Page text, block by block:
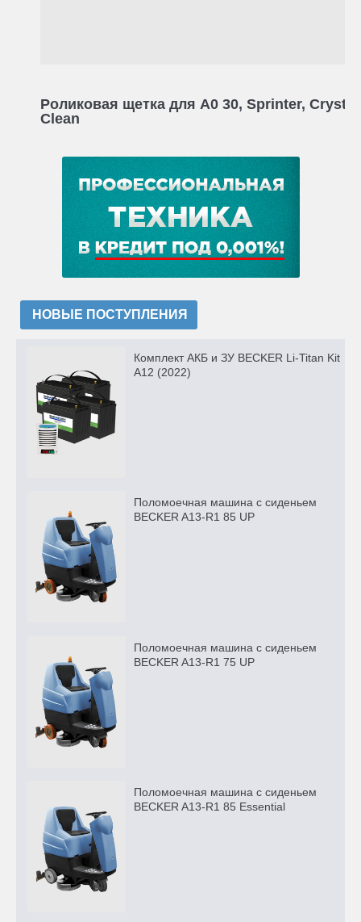
Роликовая щетка для A0 30, Sprinter, Crystal
Clean
НОВЫЕ ПОСТУПЛЕНИЯ
Комплект АКБ и ЗУ BECKER Li-Titan Kit
A12 (2022)
Поломоечная машина с сиденьем
BECKER A13-R1 85 UP
Поломоечная машина с сиденьем
BECKER A13-R1 75 UP
Поломоечная машина с сиденьем
BECKER A13-R1 85 Essential